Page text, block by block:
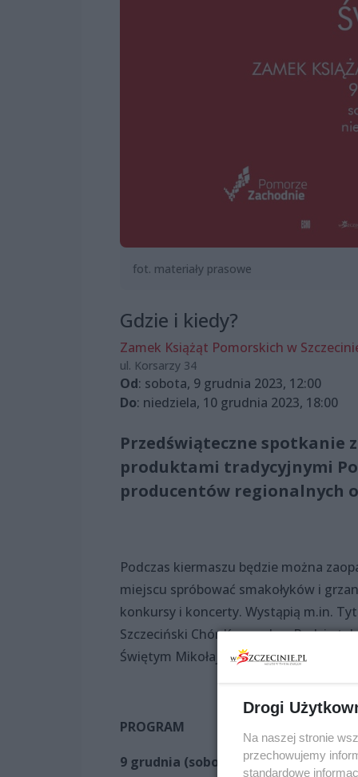
fot. materiały prasowe
Gdzie i kiedy?
Zamek Książąt Pomorskich w
ul. Korsarzy 34
Od: sobota, 9 grudnia 2023, 12:00
Do: niedziela, 10 grudnia 2023, 18:00
Przedświąteczne spotkanie
produktami tradycyjnymi
producentów regionalnych
Podczas kiermaszu będzie można
miejscu spróbować smakołyków i
konkursy i koncerty. Wystąpią m.in.
Szczeciński Chór Kameralny. Będzie
Świętym Mikołajem.
PROGRAM
9 grudnia (sobota), godz. 12:00-22:00
Drogi
Na naszej stronie
przechowujemy
standardowe